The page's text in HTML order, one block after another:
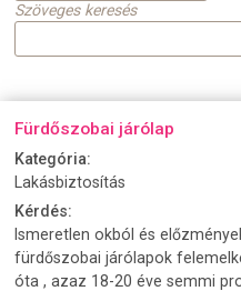
Szöveges keresés
Fürdőszobai járólap
Kategória:
Lakásbiztosítás
Kérdés:
Ismeretlen okból és
fürdőszobai járólapok
óta , azaz 18-20 éve semmi